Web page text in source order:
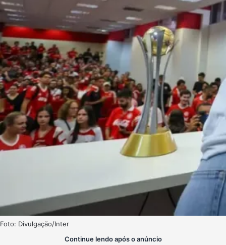
Foto: Divulgação/Inter
Continue lendo após o anúncio